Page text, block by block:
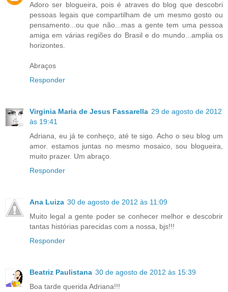
Adoro ser blogueira, pois é atraves do blog que descobri
pessoas legais que compartilham de um mesmo gosto ou
pensamento...ou que não...mas a gente tem uma pessoa
amiga em várias regiões do Brasil e do mundo...amplia os
horizontes.
Abraços
Responder
Virginia Maria de Jesus Fassarella 29 de agosto de 2012
às 19:41
Adriana, eu já te conheço, até te sigo. Acho o seu blog um
amor. estamos juntas no mesmo mosaico, sou blogueira,
muito prazer. Um abraço.
Responder
Ana Luiza 30 de agosto de 2012 às 11:09
Muito legal a gente poder se conhecer melhor e descobrir
tantas histórias parecidas com a nossa, bjs!!!
Responder
Beatriz Paulistana 30 de agosto de 2012 às 15:39
Boa tarde querida Adriana!!!